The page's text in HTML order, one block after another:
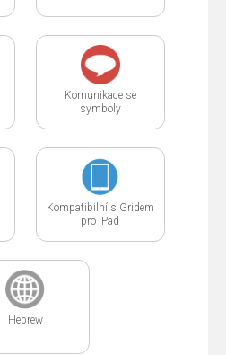
Komunikace se
symboly
Kompatibilní s Gridem
pro iPad
Hebrew